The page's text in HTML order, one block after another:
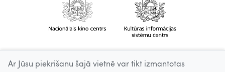
Ar Jūsu piekrišanu šajā vietnē var tikt izmantotas